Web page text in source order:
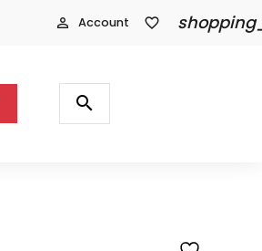
person_outline Account favorite_border
Producten
zoeken
search